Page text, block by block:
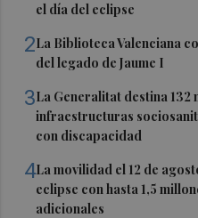
el día del eclipse
2La Biblioteca Valenciana
del legado de Jaume I
3La Generalitat destina 132
infraestructuras
con discapacidad
4La movilidad el 12 de
eclipse con hasta 1,5
adicionales